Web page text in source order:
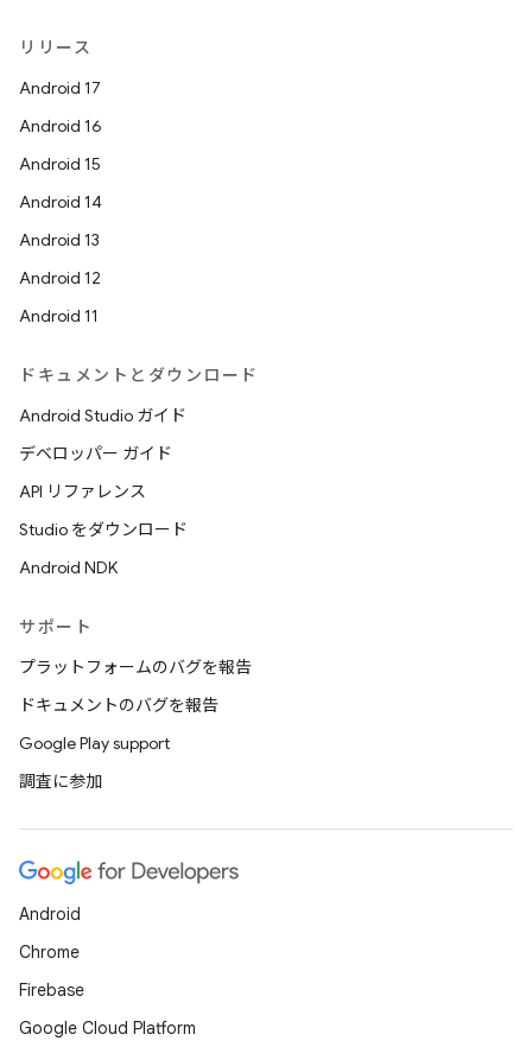
リリース
Android 17
Android 16
Android 15
Android 14
Android 13
Android 12
Android 11
ドキュメントとダウンロード
Android Studio ガイド
デベロッパー ガイド
API リファレンス
Studio をダウンロード
Android NDK
サポート
プラットフォームのバグを報告
ドキュメントのバグを報告
Google Play support
調査に参加
Android
Chrome
Firebase
Google Cloud Platform